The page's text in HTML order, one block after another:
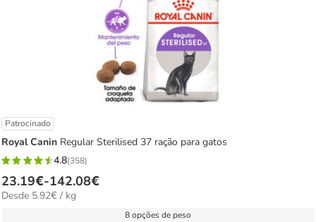
Patrocinado
Royal Canin Regular Sterilised 37 ração para gatos
4.8
estrelas
com
4.8(358)
Preço
de
23.19€-142.08€
5.92€
Desde 5.92€ / kg
8 opções de peso